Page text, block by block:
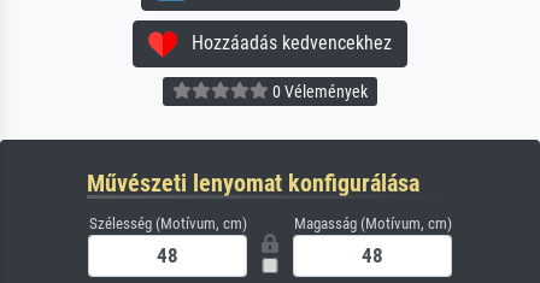
Hozzáadás kedvencekhez
0 Vélemények
Művészeti lenyomat konfigurálása
Szélesség (Motívum, cm) Magasság (Motívum, cm)